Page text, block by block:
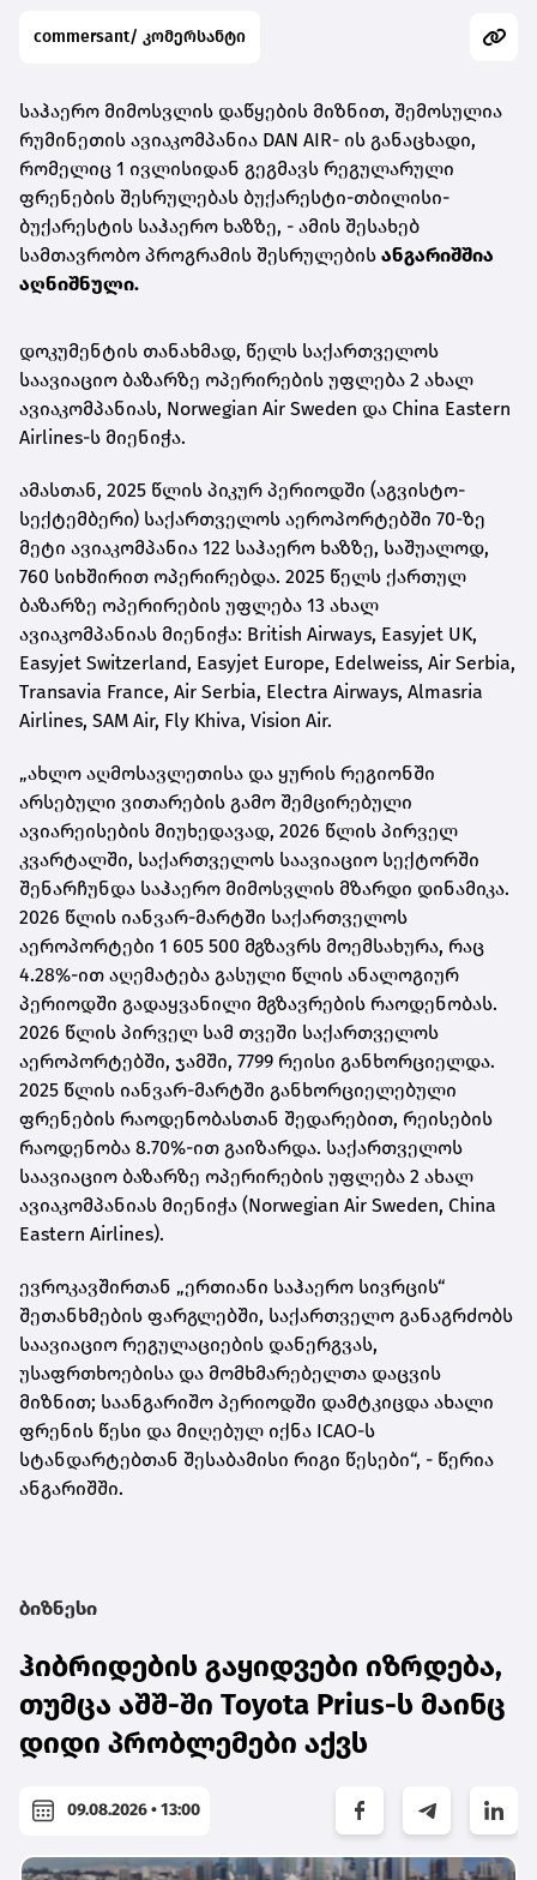
commersant/ კომერსანტი
საჰაერო მიმოსვლის დაწყების მიზნით, შემოსულია
რუმინეთის ავიაკომპანია DAN AIR- ის განაცხადი,
რომელიც 1 ივლისიდან გეგმავს რეგულარული
ფრენების შესრულებას ბუქარესტი-თბილისი-
ბუქარესტის საჰაერო ხაზზე, - ამის შესახებ
სამთავრობო პროგრამის შესრულების ანგარიშშია
აღნიშნული.
დოკუმენტის თანახმად, წელს საქართველოს
საავიაციო ბაზარზე ოპერირების უფლება 2 ახალ
ავიაკომპანიას, Norwegian Air Sweden და China Eastern
Airlines-ს მიენიჭა.
ამასთან, 2025 წლის პიკურ პერიოდში (აგვისტო-
სექტემბერი) საქართველოს აეროპორტებში 70-ზე
მეტი ავიაკომპანია 122 საჰაერო ხაზზე, საშუალოდ,
760 სიხშირით ოპერირებდა. 2025 წელს ქართულ
ბაზარზე ოპერირების უფლება 13 ახალ
ავიაკომპანიას მიენიჭა: British Airways, Easyjet UK,
Easyjet Switzerland, Easyjet Europe, Edelweiss, Air Serbia,
Transavia France, Air Serbia, Electra Airways, Almasria
Airlines, SAM Air, Fly Khiva, Vision Air.
„ახლო აღმოსავლეთისა და ყურის რეგიონში
არსებული ვითარების გამო შემცირებული
ავიარეისების მიუხედავად, 2026 წლის პირველ
კვარტალში, საქართველოს საავიაციო სექტორში
შენარჩუნდა საჰაერო მიმოსვლის მზარდი დინამიკა.
2026 წლის იანვარ-მარტში საქართველოს
აეროპორტები 1 605 500 მგზავრს მოემსახურა, რაც
4.28%-ით აღემატება გასული წლის ანალოგიურ
პერიოდში გადაყვანილი მგზავრების რაოდენობას.
2026 წლის პირველ სამ თვეში საქართველოს
აეროპორტებში, ჯამში, 7799 რეისი განხორციელდა.
2025 წლის იანვარ-მარტში განხორციელებული
ფრენების რაოდენობასთან შედარებით, რეისების
რაოდენობა 8.70%-ით გაიზარდა. საქართველოს
საავიაციო ბაზარზე ოპერირების უფლება 2 ახალ
ავიაკომპანიას მიენიჭა (Norwegian Air Sweden, China
Eastern Airlines).
ევროკავშირთან „ერთიანი საჰაერო სივრცის“
შეთანხმების ფარგლებში, საქართველო განაგრძობს
საავიაციო რეგულაციების დანერგვას,
უსაფრთხოებისა და მომხმარებელთა დაცვის
მიზნით; საანგარიშო პერიოდში დამტკიცდა ახალი
ფრენის წესი და მიღებულ იქნა ICAO-ს
სტანდარტებთან შესაბამისი რიგი წესები“, - წერია
ანგარიშში.
ბიზნესი
ჰიბრიდების გაყიდვები იზრდება,
თუმცა აშშ-ში Toyota Prius-ს მაინც
დიდი პრობლემები აქვს
09.08.2026 • 13:00